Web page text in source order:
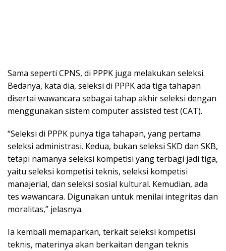
Sama seperti CPNS, di PPPK juga melakukan seleksi.
Bedanya, kata dia, seleksi di PPPK ada tiga tahapan
disertai wawancara sebagai tahap akhir seleksi dengan
menggunakan sistem computer assisted test (CAT).
“Seleksi di PPPK punya tiga tahapan, yang pertama
seleksi administrasi. Kedua, bukan seleksi SKD dan SKB,
tetapi namanya seleksi kompetisi yang terbagi jadi tiga,
yaitu seleksi kompetisi teknis, seleksi kompetisi
manajerial, dan seleksi sosial kultural. Kemudian, ada
tes wawancara. Digunakan untuk menilai integritas dan
moralitas,” jelasnya.
Ia kembali memaparkan, terkait seleksi kompetisi
teknis, materinya akan berkaitan dengan teknis